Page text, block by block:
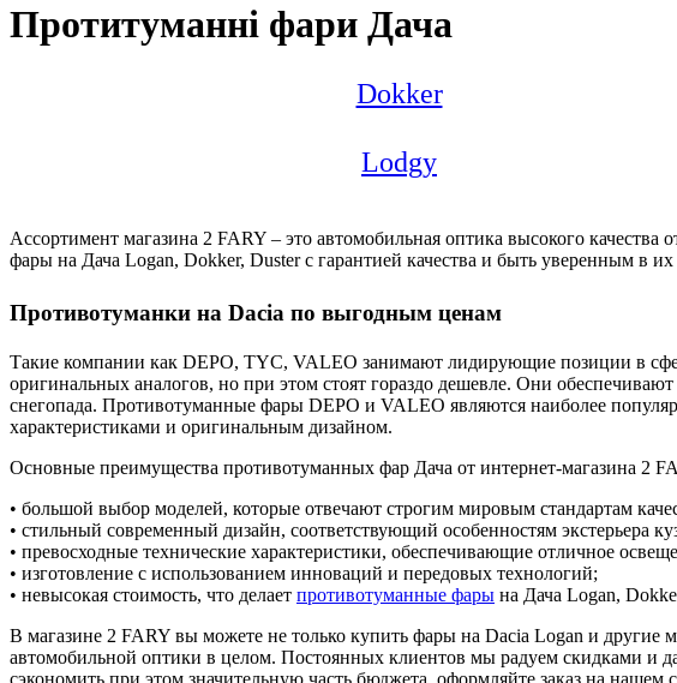
Протитуманні фари Дача
Dokker
Lodgy
Ассортимент магазина 2 FARY – это автомобильная оптика высокого
фары на Дача Logan, Dokker, Duster с гарантией качества и быть уверенным в их
Противотуманки на Dacia по выгодным ценам
Такие компании как DEPO, TYC, VALEO занимают лидирующие позиции в
оригинальных аналогов, но при этом стоят гораздо дешевле. Они
снегопада. Противотуманные фары DEPO и VALEO являются наиболее
характеристиками и оригинальным дизайном.
Основные преимущества противотуманных фар Дача от интернет-магазина 2
• большой выбор моделей, которые отвечают строгим мировым стандартам
• стильный современный дизайн, соответствующий особенностям экстерьера
• превосходные технические характеристики, обеспечивающие отличное
• изготовление с использованием инноваций и передовых технологий;
• невысокая стоимость, что делает противотуманные фары на Дача Logan,
В магазине 2 FARY вы можете не только купить фары на Dacia Logan и
автомобильной оптики в целом. Постоянных клиентов мы радуем скидками и
сэкономить при этом значительную часть бюджета, оформляйте заказ на